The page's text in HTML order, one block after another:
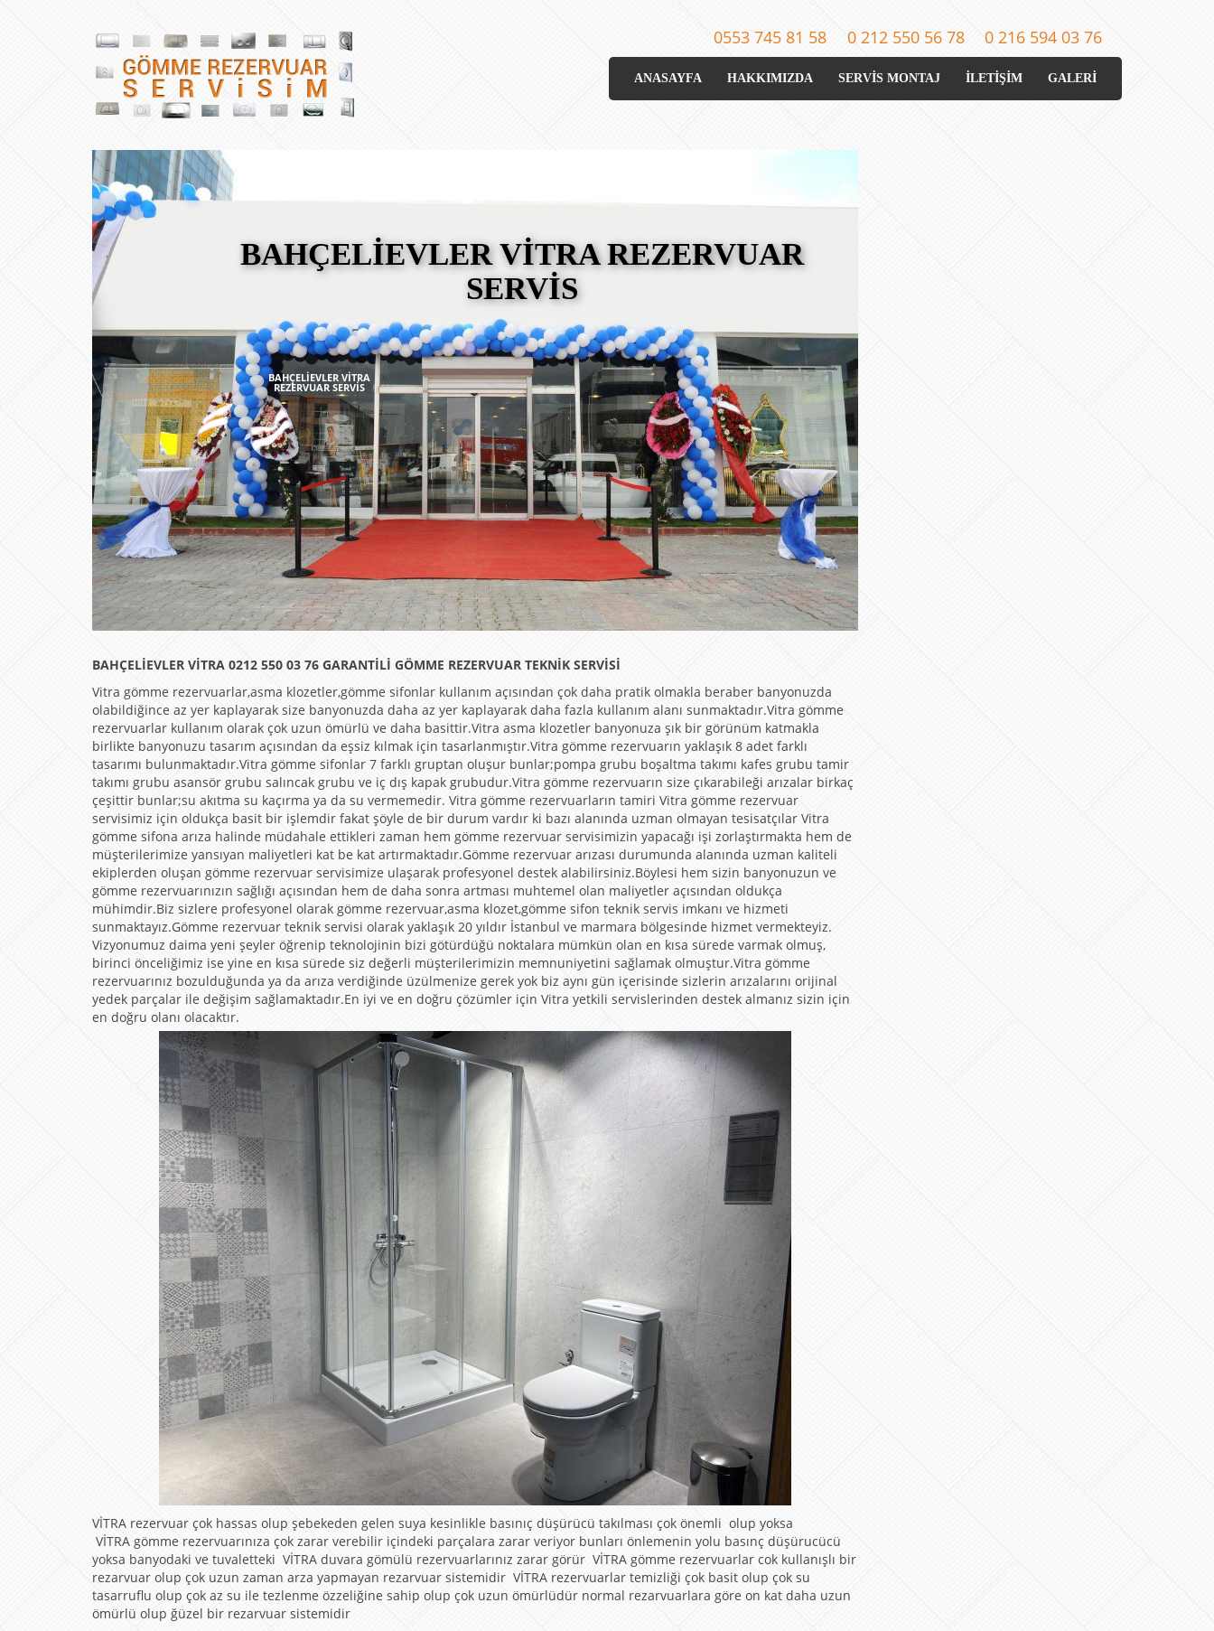
0553 745 81 58 0 212 550 56 78 0 216 594 03 76
ANASAYFA HAKKIMIZDA SERVİS MONTAJ İLETİŞİM GALERİ
BAHÇELİEVLER VİTRA REZERVUAR
SERVİS
BAHÇELİEVLER VİTRA
REZERVUAR SERVİS
BAHÇELİEVLER VİTRA 0212 550 03 76 GARANTİLİ GÖMME REZERVUAR TEKNİK SERVİSİ
Vitra gömme rezervuarlar,asma klozetler,gömme sifonlar kullanım açısından çok daha pratik olmakla beraber banyonuzda
olabildiğince az yer kaplayarak size banyonuzda daha az yer kaplayarak daha fazla kullanım alanı sunmaktadır.Vitra gömme
rezervuarlar kullanım olarak çok uzun ömürlü ve daha basittir.Vitra asma klozetler banyonuza şık bir görünüm katmakla
birlikte banyonuzu tasarım açısından da eşsiz kılmak için tasarlanmıştır.Vitra gömme rezervuarın yaklaşık 8 adet farklı
tasarımı bulunmaktadır.Vitra gömme sifonlar 7 farklı gruptan oluşur bunlar;pompa grubu boşaltma takımı kafes grubu tamir
takımı grubu asansör grubu salıncak grubu ve iç dış kapak grubudur.Vitra gömme rezervuarın size çıkarabileği arızalar birkaç
çeşittir bunlar;su akıtma su kaçırma ya da su vermemedir. Vitra gömme rezervuarların tamiri Vitra gömme rezervuar
servisimiz için oldukça basit bir işlemdir fakat şöyle de bir durum vardır ki bazı alanında uzman olmayan tesisatçılar Vitra
gömme sifona arıza halinde müdahale ettikleri zaman hem gömme rezervuar servisimizin yapacağı işi zorlaştırmakta hem de
müşterilerimize yansıyan maliyetleri kat be kat artırmaktadır.Gömme rezervuar arızası durumunda alanında uzman kaliteli
ekiplerden oluşan gömme rezervuar servisimize ulaşarak profesyonel destek alabilirsiniz.Böylesi hem sizin banyonuzun ve
gömme rezervuarınızın sağlığı açısından hem de daha sonra artması muhtemel olan maliyetler açısından oldukça
mühimdir.Biz sizlere profesyonel olarak gömme rezervuar,asma klozet,gömme sifon teknik servis imkanı ve hizmeti
sunmaktayız.Gömme rezervuar teknik servisi olarak yaklaşık 20 yıldır İstanbul ve marmara bölgesinde hizmet vermekteyiz.
Vizyonumuz daima yeni şeyler öğrenip teknolojinin bizi götürdüğü noktalara mümkün olan en kısa sürede varmak olmuş,
birinci önceliğimiz ise yine en kısa sürede siz değerli müşterilerimizin memnuniyetini sağlamak olmuştur.Vitra gömme
rezervuarınız bozulduğunda ya da arıza verdiğinde üzülmenize gerek yok biz aynı gün içerisinde sizlerin arızalarını orijinal
yedek parçalar ile değişim sağlamaktadır.En iyi ve en doğru çözümler için Vitra yetkili servislerinden destek almanız sizin için
en doğru olanı olacaktır.
VİTRA rezervuar çok hassas olup şebekeden gelen suya kesinlikle basınıç düşürücü takılması çok önemli olup yoksa
VİTRA gömme rezervuarınıza çok zarar verebilir içindeki parçalara zarar veriyor bunları önlemenin yolu basınç düşürucücü
yoksa banyodaki ve tuvaletteki VİTRA duvara gömülü rezervuarlarınız zarar görür VİTRA gömme rezervuarlar cok kullanışlı bir
rezarvuar olup çok uzun zaman arza yapmayan rezarvuar sistemidir VİTRA rezervuarlar temizliği çok basit olup çok su
tasarruflu olup çok az su ile tezlenme özzeliğine sahip olup çok uzun ömürlüdür normal rezarvuarlara göre on kat daha uzun
ömürlü olup ğüzel bir rezarvuar sistemidir